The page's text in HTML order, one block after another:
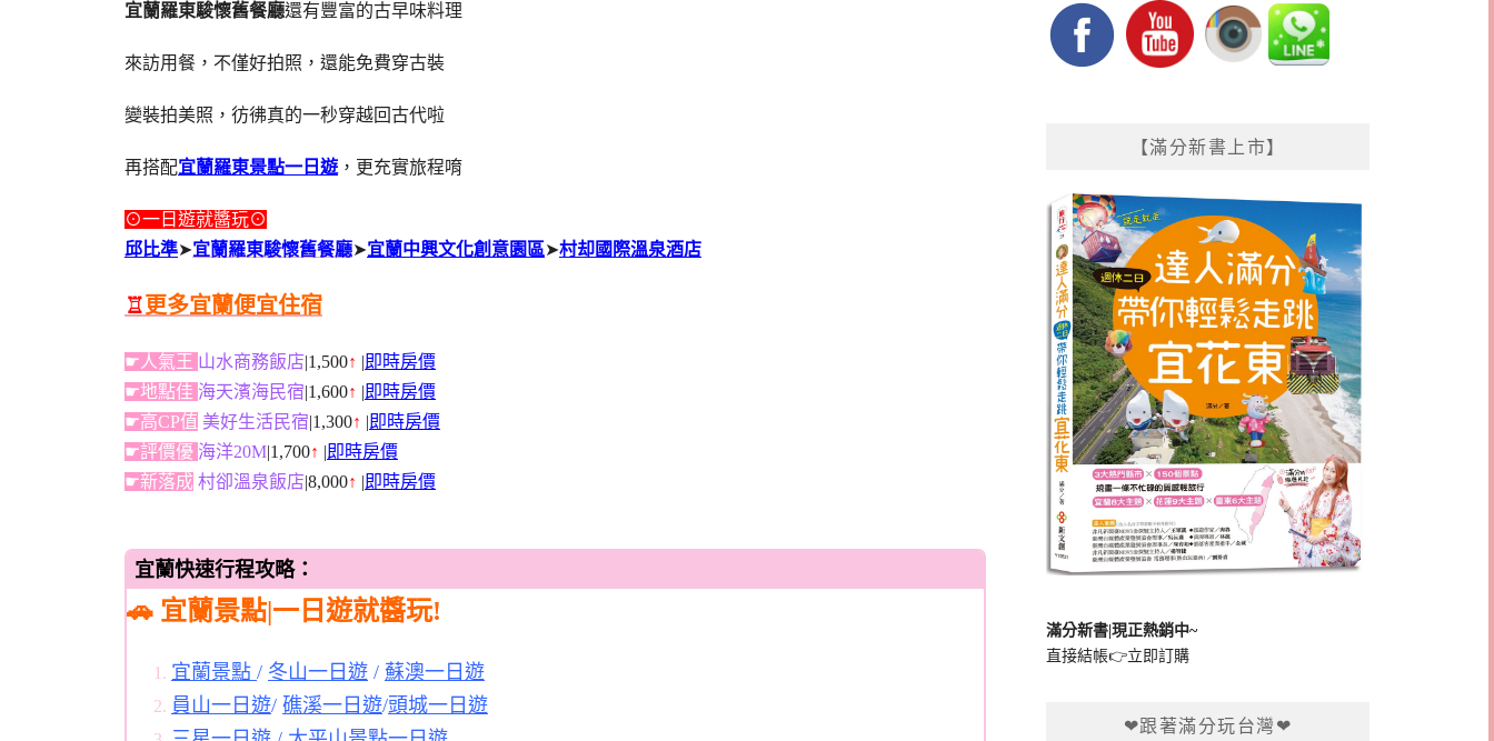
宜蘭羅東駿懷舊餐廳還有豐富的古早味料理
來訪用餐，不僅好拍照，還能免費穿古裝
變裝拍美照，彷彿真的一秒穿越回古代啦
再搭配宜蘭羅東景點一日遊，更充實旅程唷
⊙一日遊就醬玩⊙
邱比準➤宜蘭羅東駿懷舊餐廳➤宜蘭中興文化創意園區➤村却國際溫泉酒店
♖更多宜蘭便宜住宿
☛人氣王 山水商務飯店 |1,500↑ 即時房價
☛地點佳 海天濱海民宿 |1,600↑ 即時房價
☛高CP值 美好生活民宿 |1,300↑ 即時房價
☛評價優 海洋20M |1,700↑ 即時房價
☛新落成 村卻溫泉飯店 |8,000↑ 即時房價
宜蘭快速行程攻略：
🚗 宜蘭景點|一日遊就醬玩!
宜蘭景點 / 冬山一日遊 / 蘇澳一日遊
員山一日遊/ 礁溪一日遊/頭城一日遊
【滿分新書上市】
滿分新書|現正熱銷中~
直接結帳👉立即訂購
❤跟著滿分玩台灣❤